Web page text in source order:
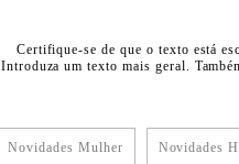
Certifique-se de que o texto está
Introduza um texto mais geral.
Novidades Mulher Novidades